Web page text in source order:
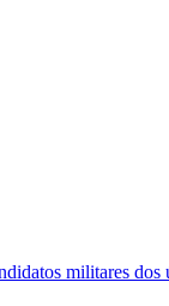
militares dos